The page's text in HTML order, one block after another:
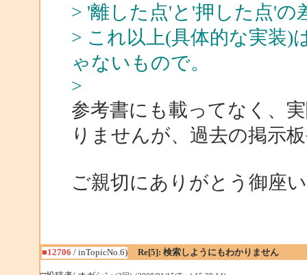
> '離した点'と'押した点'
> これ以上(具体的な実装)
ゃないもので。
>
参考書にも載ってなく、
りませんが、過去の掲示
ご親切にありがとう御座
■12706 / inTopicNo.6) Re[5]: 検索しようにもわかりません